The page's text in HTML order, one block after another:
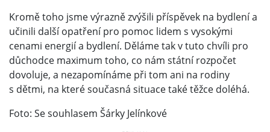
Kromě toho jsme výrazně zvýšili příspěvek na bydlení a
učinili další opatření pro pomoc lidem s vysokými
cenami energií a bydlení. Děláme tak v tuto chvíli pro
důchodce maximum toho, co nám státní rozpočet
dovoluje, a nezapomínáme při tom ani na rodiny
s dětmi, na které současná situace také těžce doléhá.
Foto: Se souhlasem Šárky Jelínkové